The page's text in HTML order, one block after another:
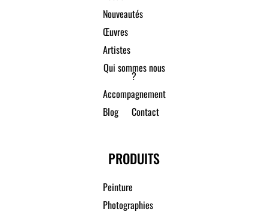
Nouveautés
Œuvres
Artistes
Qui sommes nous
?
Accompagnement
Blog
Contact
PRODUITS
Peinture
Photographies